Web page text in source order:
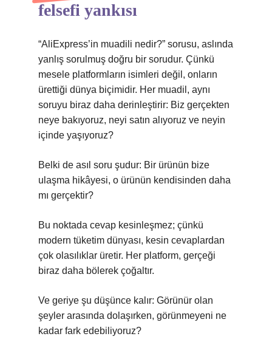
felsefi yankısı
“AliExpress’in muadili nedir?” sorusu, aslında
yanlış sorulmuş doğru bir sorudur. Çünkü
mesele platformların isimleri değil, onların
ürettiği dünya biçimidir. Her muadil, aynı
soruyu biraz daha derinleştirir: Biz gerçekten
neye bakıyoruz, neyi satın alıyoruz ve neyin
içinde yaşıyoruz?
Belki de asıl soru şudur: Bir ürünün bize
ulaşma hikâyesi, o ürünün kendisinden daha
mı gerçektir?
Bu noktada cevap kesinleşmez; çünkü
modern tüketim dünyası, kesin cevaplardan
çok olasılıklar üretir. Her platform, gerçeği
biraz daha bölerek çoğaltır.
Ve geriye şu düşünce kalır: Görünür olan
şeyler arasında dolaşırken, görünmeyeni ne
kadar fark edebiliyoruz?